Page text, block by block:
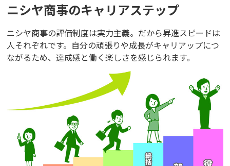
ニシヤ商事のキャリアステップ
ニシヤ商事の評価制度は実力主義。だから昇進スピードは
人それぞれです。自分の頑張りや成長がキャリアップにつ
ながるため、達成感と働く楽しさを感じられます。